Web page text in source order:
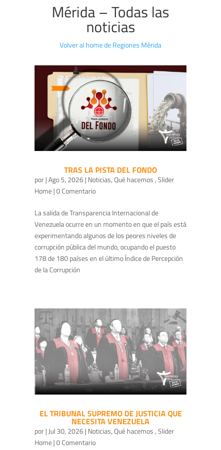
Mérida – Todas las
noticias
Volver al home de Regiones Mérida
TRAS LA PISTA DEL FONDO
por|Ago 5, 2026| Noticias,Qué hacemos,Slider
Home| 0 Comentario
La salida de Transparencia Internacional de
Venezuela ocurre en un momento en que el país está
experimentando algunos de los peores niveles de
corrupción pública del mundo, ocupando el puesto
178 de 180 países en el último Índice de Percepción
de la Corrupción
EL TRIBUNAL SUPREMO DE JUSTICIA QUE
NECESITA VENEZUELA
por| Jul 30, 2026| Noticias,Qué hacemos ,Slider
Home| 0 Comentario